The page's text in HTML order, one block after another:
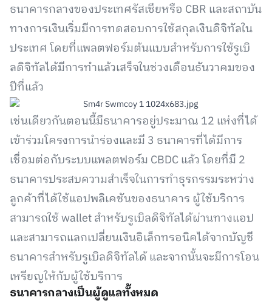
ธนาคารกลางของประเทศรัสเซียหรือ CBR และสถาบัน
ทางการเงินเริ่มมีการทดสอบการใช้สกุลเงินดิจิทัลใน
ประเทศ โดยที่แพลตฟอร์มต้นแบบสำหรับการใช้รูเบิ
ลดิจิทัลได้มีการทำแล้วเสร็จในช่วงเดือนธันวาคมของ
ปีที่แล้ว
เช่นเดียวกันตอนนี้มีธนาคารอยู่ประมาณ 12 แห่งที่ได้
เข้าร่วมโครงการนำร่องและมี 3 ธนาคารที่ได้มีการ
เชื่อมต่อกับระบบแพลตฟอร์ม CBDC แล้ว โดยที่มี 2
ธนาคารประสบความสำเร็จในการทำธุรกรรมระหว่าง
ลูกค้าที่ได้ใช้แอปพลิเคชันของธนาคาร ผู้ใช้บริการ
สามารถใช้ wallet สำหรับรูเบิลดิจิทัลได้ผ่านทางแอป
และสามารถแลกเปลี่ยนเงินอิเล็กทรอนิคได้จากบัญชี
ธนาคารสำหรับรูเบิลดิจิทัลได้ และจากนั้นจะมีการโอน
เหรียญให้กับผู้ใช้บริการ
ธนาคารกลางเป็นผู้ดูแลทั้งหมด